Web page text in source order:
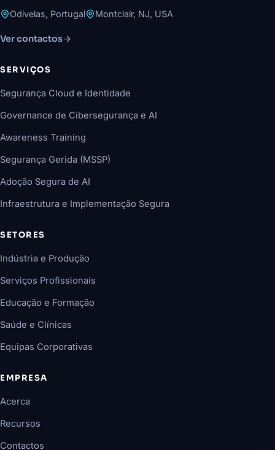
Odivelas, Portugal Montclair, NJ, USA
Ver contactos
SERVIÇOS
Segurança Cloud e Identidade
Governance de Cibersegurança e AI
Awareness Training
Segurança Gerida (MSSP)
Adoção Segura de AI
Infraestrutura e Implementação Segura
SETORES
Indústria e Produção
Serviços Profissionais
Educação e Formação
Saúde e Clínicas
Equipas Corporativas
EMPRESA
Acerca
Recursos
Contactos